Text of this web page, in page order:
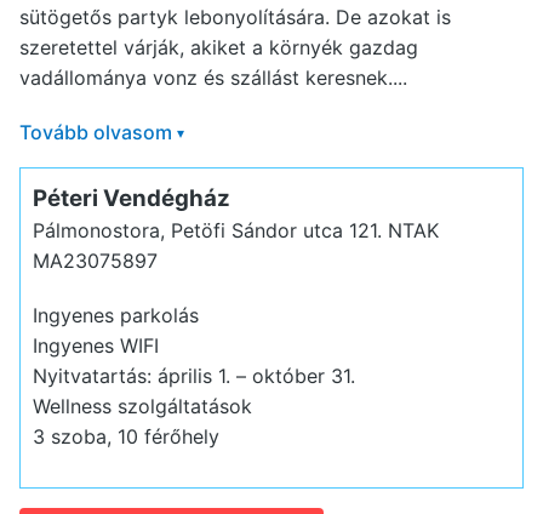
sütögetős partyk lebonyolítására. De azokat is
szeretettel várják, akiket a környék gazdag
vadállománya vonz és szállást keresnek....
Tovább olvasom ▾
Péteri Vendégház
Pálmonostora, Petöfi Sándor utca 121. NTAK
MA23075897
Ingyenes parkolás
Ingyenes WIFI
Nyitvatartás: április 1. – október 31.
Wellness szolgáltatások
3 szoba, 10 férőhely